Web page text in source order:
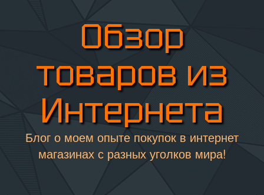
Обзор
товаров из
Интернета
Блог о моем опыте покупок в интернет
магазинах с разных уголков мира!